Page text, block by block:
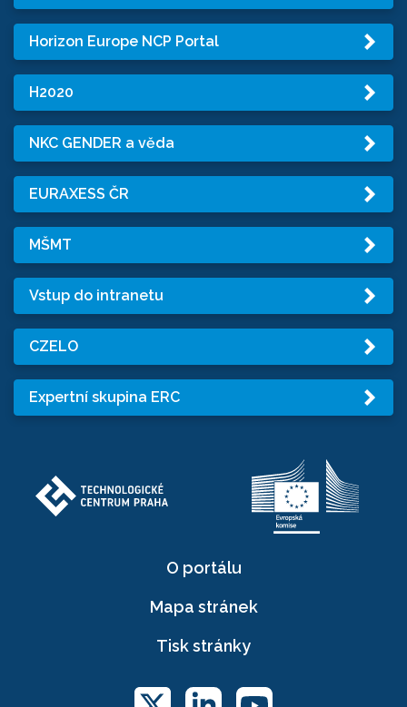
Horizon Europe NCP Portal
H2020
NKC GENDER a věda
EURAXESS ČR
MŠMT
Vstup do intranetu
CZELO
Expertní skupina ERC
O portálu
Mapa stránek
Tisk stránky